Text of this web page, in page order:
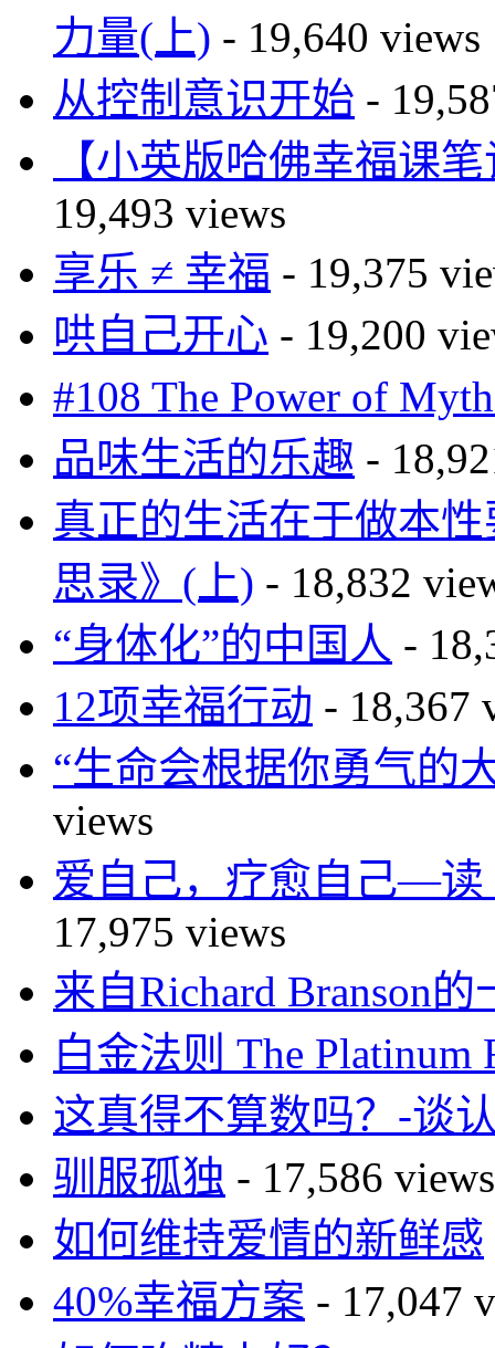
力量(上) - 19,640 views
从控制意识开始 -
【小英版哈佛幸福课
19,493 views
享乐 ≠ 幸福 - 19,375
哄自己开心 - 19,200
#108 The Power of
品味生活的乐趣 -
真正的生活在于做本
思录》(上) - 18,832
“身体化”的中国人 -
12项幸福行动 - 18,367
“生命会根据你勇气的
views
爱自己，疗愈自己—读
17,975 views
来自Richard Branson
白金法则 The Platinum
这真得不算数吗？-谈
驯服孤独 - 17,586 views
如何维持爱情的新鲜感
40%幸福方案 - 17,047